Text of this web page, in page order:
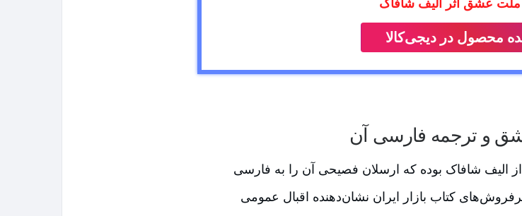
محصول در دیجی‌کالا
و ترجمه فارسی آن
شافاک بوده که ارسلان فصیحی آن را به فارسی
کتاب‌ بازار ایران نشان‌دهنده‌ اقبال عمومی